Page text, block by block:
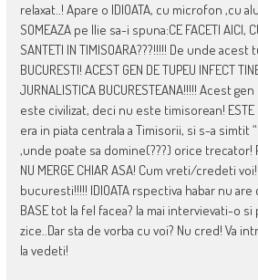
relaxat..! Apare o IDIOATA, cu microfon ,cu
SOMEAZA pe Ilie sa-i spuna:CE FACETI AICI,
SANTETI IN TIMISOARA???!!!!! De unde acest
BUCURESTI! ACEST GEN DE TUPEU INFECT
JURNALISTICA BUCURESTEANA!!!!! Acest
este civilizat, deci nu este timisorean! ESTE
era in piata centrala a Timisorii, si s-a simtit
,unde poate sa domine(???) orice trecator!
NU MERGE CHIAR ASA! Cum vreti/credeti
bucuresti!!!!! IDIOATA rspectiva habar nu are
BASE tot la fel facea? Ia mai intervievati-o si
zice..Dar sta de vorba cu voi? Nu cred! Va
Ia vedeti!